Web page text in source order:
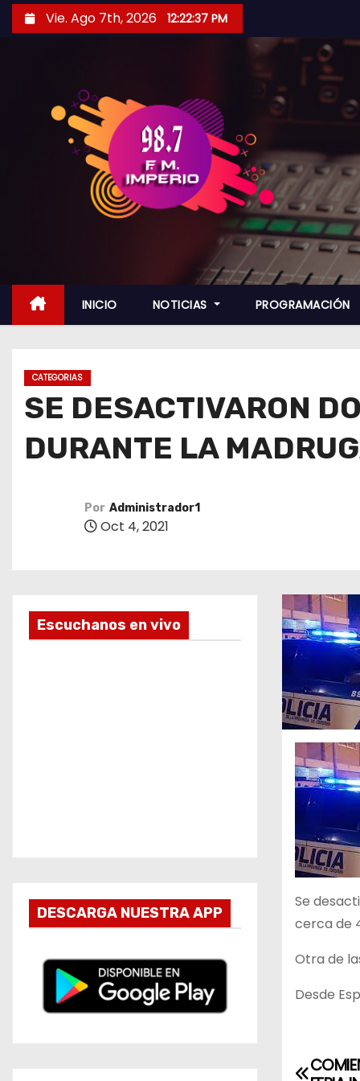
i
Vie. Ago 7th, 2026 12:22:38 PM
INICIO NOTICIAS PROGRAMACIÓN
CATEGORIAS
SE DESACTIVARON
DURANTE LA
Por Administrador1
Oct 4, 2021
Escuchanos en vivo
DESCARGA NUESTRA APP
Se
cerca de
Otra de
Desde
N